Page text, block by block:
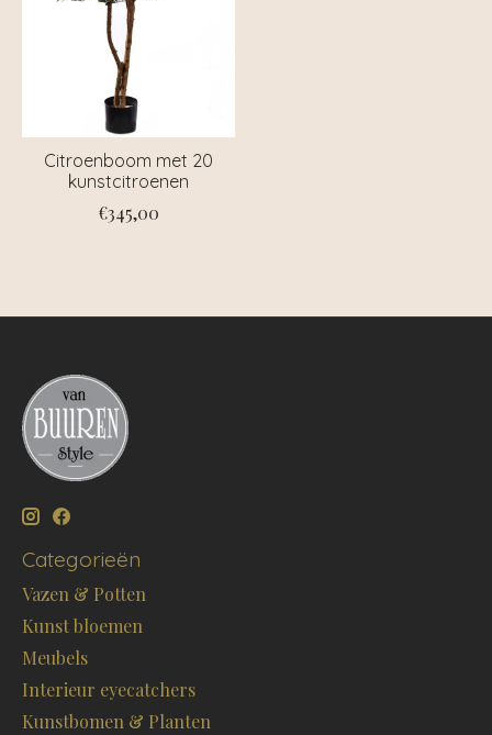
Citroenboom met 20
kunstcitroenen
€345,00
Categorieën
Vazen & Potten
Kunst bloemen
Meubels
Interieur eyecatchers
Kunstbomen & Planten